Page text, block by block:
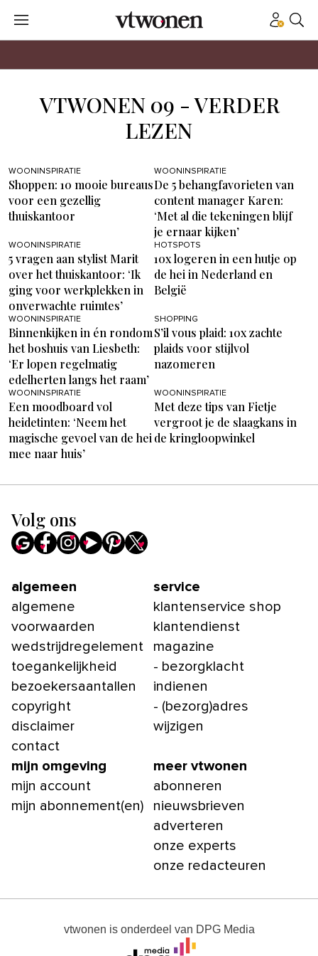
VTWONEN 09 - VERDER
LEZEN
WOONINSPIRATIE
Shoppen: 10 mooie bureaus
voor een gezellig
thuiskantoor
WOONINSPIRATIE
De 5 behangfavorieten van
content manager Karen:
‘Met al die tekeningen blijf
je ernaar kijken’
WOONINSPIRATIE
5 vragen aan stylist Marit
over het thuiskantoor: ‘Ik
ging voor werkplekken in
onverwachte ruimtes’
HOTSPOTS
10x logeren in een hutje op
de hei in Nederland en
België
WOONINSPIRATIE
Binnenkijken in én rondom
het boshuis van Liesbeth:
‘Er lopen regelmatig
edelherten langs het raam’
SHOPPING
S’il vous plaid: 10x zachte
plaids voor stijlvol
nazomeren
WOONINSPIRATIE
Een moodboard vol
heidetinten: ‘Neem het
magische gevoel van de hei
mee naar huis’
WOONINSPIRATIE
Met deze tips van Fietje
vergroot je de slaagkans in
de kringloopwinkel
Volg ons
algemeen
algemene
voorwaarden
wedstrijdregelement
toegankelijkheid
bezoekersaantallen
copyright
disclaimer
contact
service
klantenservice shop
klantendienst
magazine
- bezorgklacht
indienen
- (bezorg)adres
wijzigen
mijn omgeving
mijn account
mijn abonnement(en)
meer vtwonen
abonneren
nieuwsbrieven
adverteren
onze experts
onze redacteuren
vtwonen is onderdeel van DPG Media